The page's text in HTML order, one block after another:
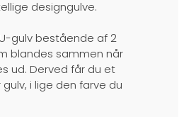
designgulve.
gulv bestående af 2
blandes sammen når
ud. Derved får du et
i lige den farve du